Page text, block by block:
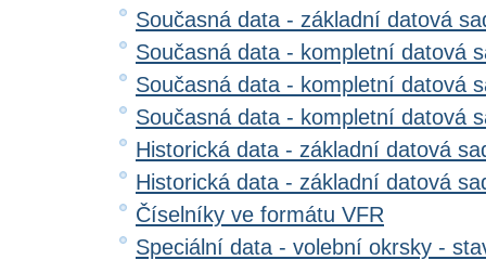
Současná data - základní datová
Současná data - kompletní datová
Současná data - kompletní datová
Současná data - kompletní datová
Historická data - základní datová
Historická data - základní datová
Číselníky ve formátu VFR
Speciální data - volební okrsky -